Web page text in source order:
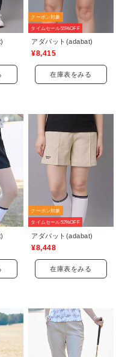
クーポン対象
タイムセール55%OFF
アダバット(adabat)
¥8,415
在庫表をみる
クーポン対象
タイムセール52%OFF
アダバット(adabat)
¥8,448
在庫表をみる